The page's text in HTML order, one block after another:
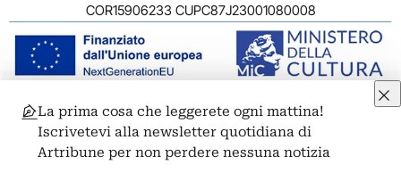
COR15906233 CUPC87J23001080008
© 2011-2026 ARTRIBUNE srl – Corso Vittorio Emanuele II, 287 –
00186 Roma - P.I. 11381581005
Privacy: Responsabile della protezione dei dati personali
La prima cosa che leggerete ogni mattina!
Iscrivetevi alla newsletter quotidiana di
Artribune per non perdere nessuna notizia